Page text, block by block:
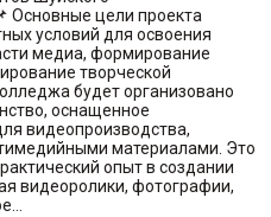
Основные цели проекта
условий для освоения
медиа, формирование
творческой
будет организовано
оснащенное
видеопроизводства,
материалами. Это
опыт в создании
видеоролики, фотографии,